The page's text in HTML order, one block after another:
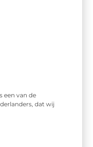
een van de
dat wij